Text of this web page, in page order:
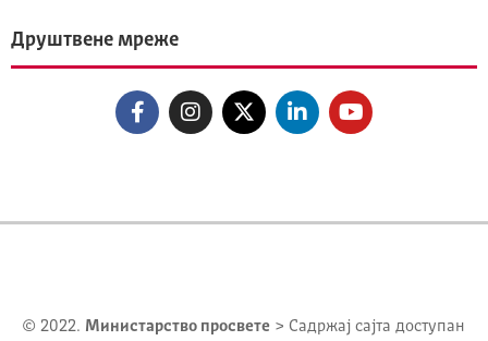
Друштвене мреже
© 2022. Министарство просвете > Садржај сајта доступан